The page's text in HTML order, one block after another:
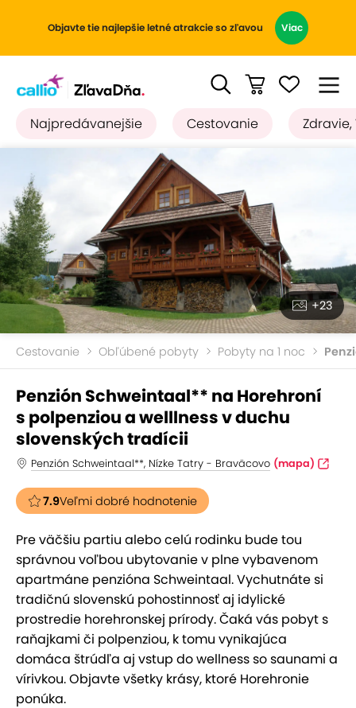
Objavte tie najlepšie letné atrakcie so zľavou Viac
Najpredávanejšie Cestovanie Zdravie,
+23
Cestovanie Obľúbené pobyty Pobyty na 1 noc
Penzión Schweintaal** na Horehroní
s polpenziou a welllness v duchu
slovenských tradícii
Penzión Schweintaal**, Nízke Tatry - Braväcovo (mapa)
7.9Veľmi dobré hodnotenie
Pre väčšiu partiu alebo celú rodinku bude tou
správnou voľbou ubytovanie v plne vybavenom
apartmáne penzióna Schweintaal. Vychutnáte si
tradičnú slovenskú pohostinnosť aj idylické
prostredie horehronskej prírody. Čaká vás pobyt s
raňajkami či polpenziou, k tomu vynikajúca
domáca štrúdľa aj vstup do wellness so saunami a
vírivkou. Objavte všetky krásy, ktoré Horehronie
ponúka.